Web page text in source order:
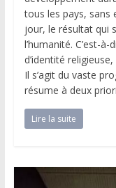
tous les pays, sans
jour, le résultat qui
l’humanité. C’est-
d’identité
Il s’agit du vaste
résume à deux
Lire la suite